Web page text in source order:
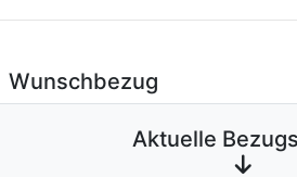
Wunschbezug
Aktuelle